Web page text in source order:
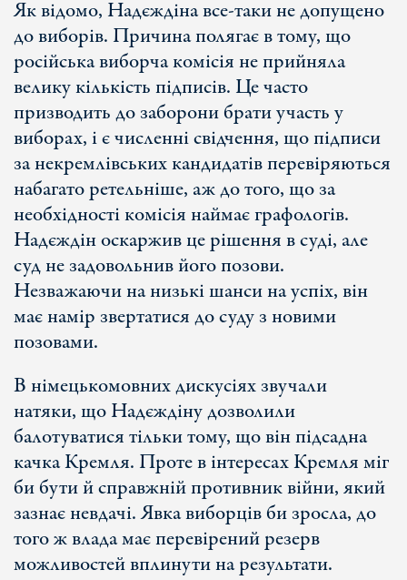
Як відомо, Надєждіна все-таки не допущено
до виборів. Причина полягає в тому, що
російська виборча комісія не прийняла
велику кількість підписів. Це часто
призводить до заборони брати участь у
виборах, і є численні свідчення, що підписи
за некремлівських кандидатів перевіряються
набагато ретельніше, аж до того, що за
необхідності комісія наймає графологів.
Надєждін оскаржив це рішення в суді, але
суд не задовольнив його позови.
Незважаючи на низькі шанси на успіх, він
має намір звертатися до суду з новими
позовами.
В німецькомовних дискусіях звучали
натяки, що Надєждіну дозволили
балотуватися тільки тому, що він підсадна
качка Кремля. Проте в інтересах Кремля міг
би бути й справжній противник війни, який
зазнає невдачі. Явка виборців би зросла, до
того ж влада має перевірений резерв
можливостей вплинути на результати.